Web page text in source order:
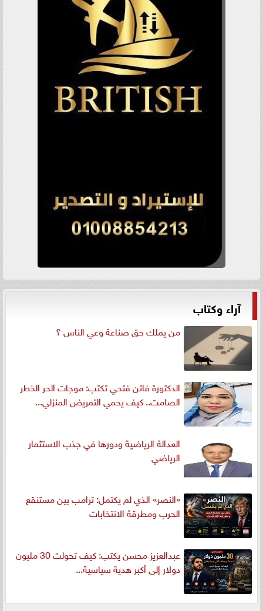
آراء وكتاب
من يملك حق صناعة وعي الناس ؟
الدكتورة فاتن فتحي تكتب: موجات الحر الخطر
الصامت.. كيف يحمي التمريض المنزلي...
العدالة الرياضية ودورها في جذب الاستثمار
الرياضي
«النصر» الذي لم يكتمل: ترامب بين مستنقع
الحرب ومطرقة الانتخابات
عبدالعزيز محسن يكتب: كيف تحولت 30 مليون
دولار إلى أكبر هدية سياسية...